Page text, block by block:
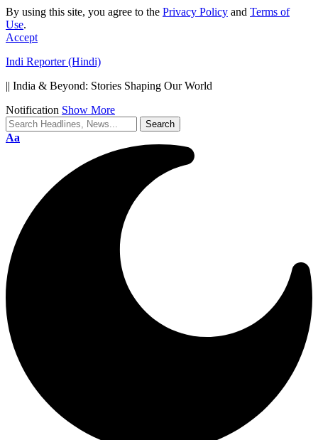
By using this site, you agree to the Privacy Policy and Terms of
Use.
Accept
Indi Reporter (Hindi)
|| India & Beyond: Stories Shaping Our World
Notification Show More
Font
Aa